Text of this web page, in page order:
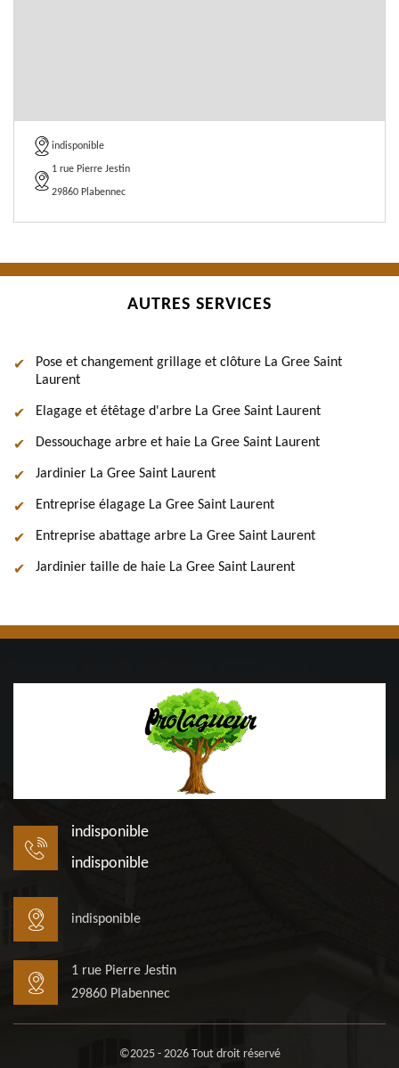
indisponible
1 rue Pierre Jestin
29860 Plabennec
AUTRES SERVICES
Pose et changement grillage et clôture La Gree Saint
Laurent
Elagage et étêtage d'arbre La Gree Saint Laurent
Dessouchage arbre et haie La Gree Saint Laurent
Jardinier La Gree Saint Laurent
Entreprise élagage La Gree Saint Laurent
Entreprise abattage arbre La Gree Saint Laurent
Jardinier taille de haie La Gree Saint Laurent
indisponible
indisponible
indisponible
1 rue Pierre Jestin
29860 Plabennec
©2025 - 2026 Tout droit réservé